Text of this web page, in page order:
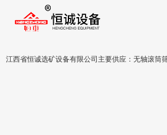
江西省恒诚选矿设备有限公司主要供应：无轴滚筒